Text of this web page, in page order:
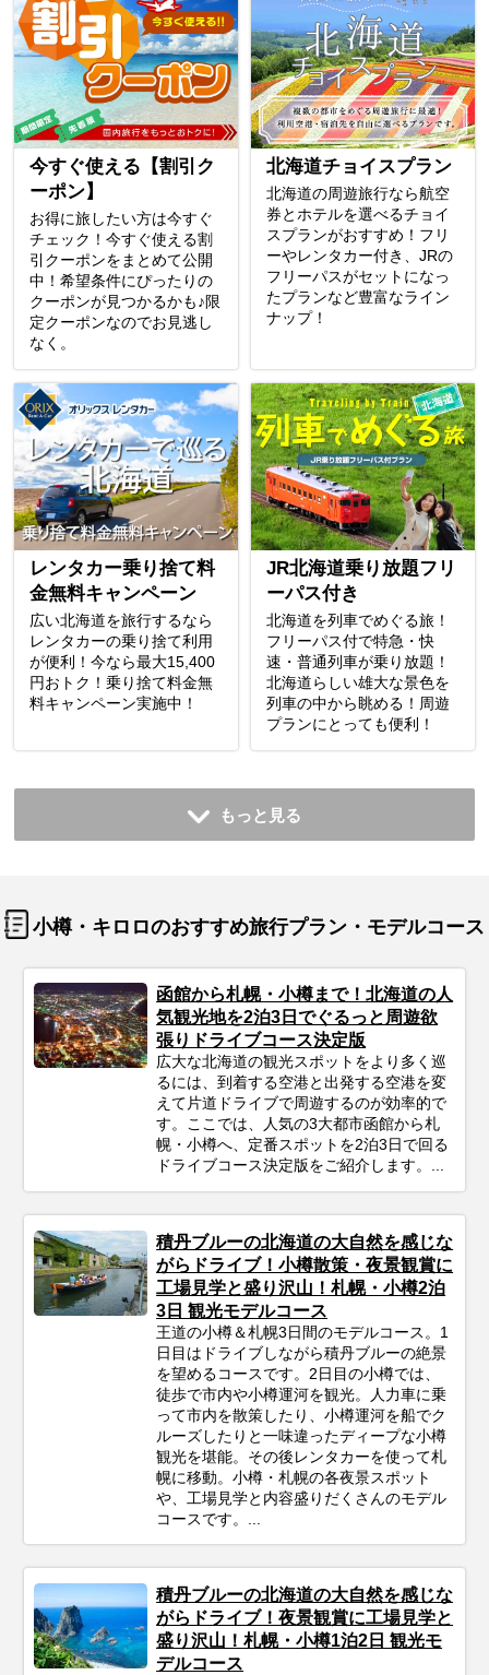
今すぐ使える【割引ク
ーポン】
お得に旅したい方は今すぐ
チェック！今すぐ使える割
引クーポンをまとめて公開
中！希望条件にぴったりの
クーポンが見つかるかも♪限
定クーポンなのでお見逃し
なく。
北海道チョイスプラン
北海道の周遊旅行なら航空
券とホテルを選べるチョイ
スプランがおすすめ！フリ
ーやレンタカー付き、JRの
フリーパスがセットになっ
たプランなど豊富なライン
ナップ！
レンタカー乗り捨て料
金無料キャンペーン
広い北海道を旅行するなら
レンタカーの乗り捨て利用
が便利！今なら最大15,400
円おトク！乗り捨て料金無
料キャンペーン実施中！
JR北海道乗り放題フリ
ーパス付き
北海道を列車でめぐる旅！
フリーパス付で特急・快
速・普通列車が乗り放題！
北海道らしい雄大な景色を
列車の中から眺める！周遊
プランにとっても便利！
もっと見る
小樽・キロロのおすすめ旅行プラン・モデルコース
函館から札幌・小樽まで！北海道の人
気観光地を2泊3日でぐるっと周遊欲
張りドライブコース決定版
広大な北海道の観光スポットをより多く巡
るには、到着する空港と出発する空港を変
えて片道ドライブで周遊するのが効率的で
す。ここでは、人気の3大都市函館から札
幌・小樽へ、定番スポットを2泊3日で回る
ドライブコース決定版をご紹介します。...
積丹ブルーの北海道の大自然を感じな
がらドライブ！小樽散策・夜景観賞に
工場見学と盛り沢山！札幌・小樽2泊
3日 観光モデルコース
王道の小樽＆札幌3日間のモデルコース。1
日目はドライブしながら積丹ブルーの絶景
を望めるコースです。2日目の小樽では、
徒歩で市内や小樽運河を観光。人力車に乗
って市内を散策したり、小樽運河を船でク
ルーズしたりと一味違ったディープな小樽
観光を堪能。その後レンタカーを使って札
幌に移動。小樽・札幌の各夜景スポット
や、工場見学と内容盛りだくさんのモデル
コースです。...
積丹ブルーの北海道の大自然を感じな
がらドライブ！夜景観賞に工場見学と
盛り沢山！札幌・小樽1泊2日 観光モ
デルコース